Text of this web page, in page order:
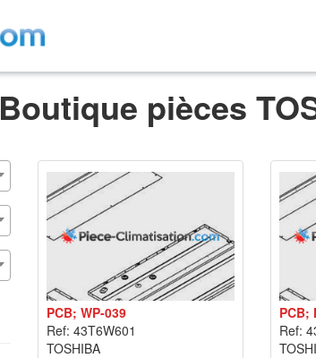
Boutique pièces
PCB; WP-039
Ref: 43T6W601
TOSHIBA
PCB;
Ref: